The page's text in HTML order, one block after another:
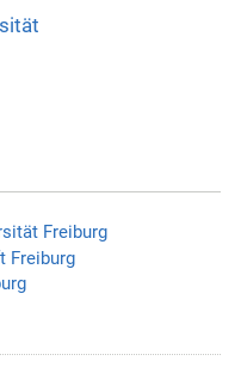
Freiburg
Freiburg